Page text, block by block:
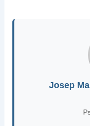
Josep